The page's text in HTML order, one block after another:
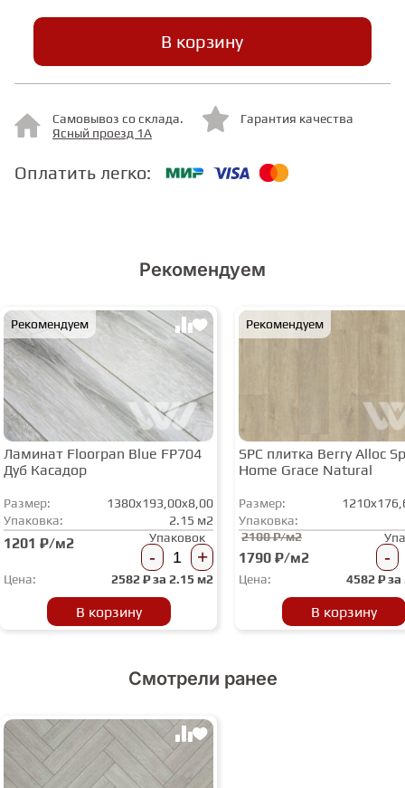
ФАНЕРА
МИНЕРАЛЬНО-КАМЕННЫЙ
В корзину
Самовывоз со склада.
Ясный проезд 1А
Гарантия качества
Оплатить легко:
Рекомендуем
Рекомендуем
Ламинат Floorpan Blue FP704
Дуб Касадор
Размер:
1380x193,00x8,00
Упаковка:
2.15 м2
1201 ₽/м2 Упаковок
- +
Цена: 2582₽ за 2.15 м2
В корзину
Рекомендуем
SPC плитка Berry Alloc
Home Grace Natural
Размер:
Упаковка:
2100 ₽/м2
1790 ₽/м2 -
Цена: 4582₽ за
В корзину
Смотрели ранее